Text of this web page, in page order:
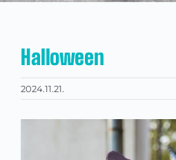
Halloween
2024.11.21.